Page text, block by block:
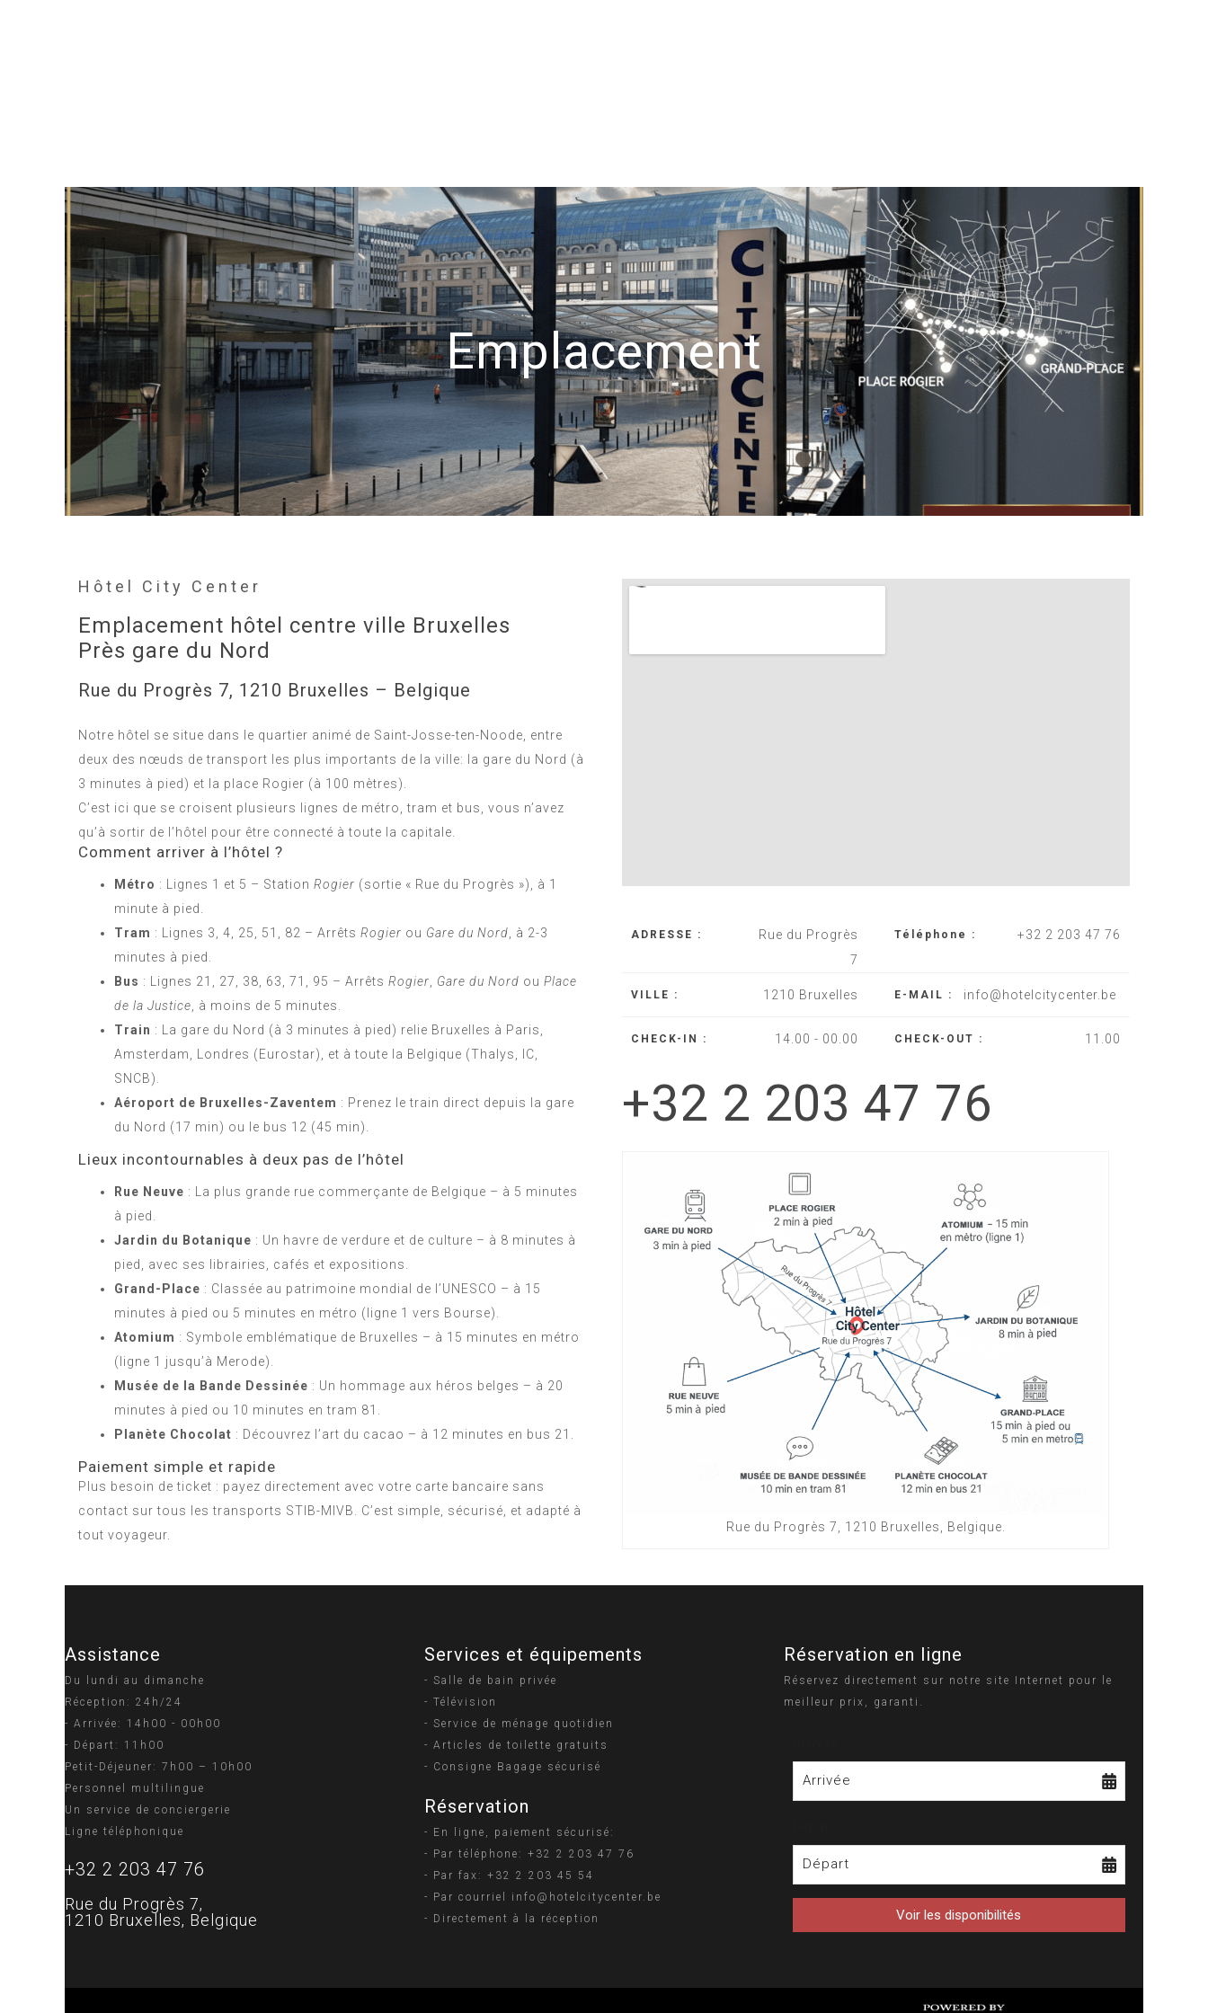
Emplacement
Hôtel City Center
Emplacement hôtel centre ville Bruxelles
Près gare du Nord
Rue du Progrès 7, 1210 Bruxelles – Belgique
Notre hôtel se situe dans le quartier animé de Saint-Josse-ten-Noode, entre
deux des nœuds de transport les plus importants de la ville: la gare du Nord (à
3 minutes à pied) et la place Rogier (à 100 mètres).
C’est ici que se croisent plusieurs lignes de métro, tram et bus, vous n’avez
qu’à sortir de l’hôtel pour être connecté à toute la capitale.
Comment arriver à l’hôtel ?
Métro : Lignes 1 et 5 – Station Rogier (sortie « Rue du Progrès »), à 1
minute à pied.
Tram : Lignes 3, 4, 25, 51, 82 – Arrêts Rogier ou Gare du Nord , à 2-3
minutes à pied.
Bus : Lignes 21, 27, 38, 63, 71, 95 – Arrêts Rogier Gare du Nord ou Place
de la Justice , à moins de 5 minutes.
Train : La gare du Nord (à 3 minutes à pied) relie Bruxelles à Paris,
Amsterdam, Londres (Eurostar), et à toute la Belgique (Thalys, IC,
SNCB).
Aéroport de Bruxelles-Zaventem : Prenez le train direct depuis la gare
du Nord (17 min) ou le bus 12 (45 min).
Lieux incontournables à deux pas de l’hôtel
Rue Neuve : La plus grande rue commerçante de Belgique – à 5 minutes
à pied.
Jardin du Botanique : Un havre de verdure et de culture – à 8 minutes à
pied, avec ses librairies, cafés et expositions.
Grand-Place : Classée au patrimoine mondial de l’UNESCO – à 15
minutes à pied ou 5 minutes en métro (ligne 1 vers Bourse).
Atomium : Symbole emblématique de Bruxelles – à 15 minutes en métro
(ligne 1 jusqu’à Merode).
Musée de la Bande Dessinée : Un hommage aux héros belges – à 20
minutes à pied ou 10 minutes en tram 81.
Planète Chocolat : Découvrez l’art du cacao – à 12 minutes en bus 21.
Paiement simple et rapide
Plus besoin de ticket : payez directement avec votre carte bancaire sans
contact sur tous les transports STIB-MIVB. C’est simple, sécurisé, et adapté à
tout voyageur.
ADRESSE :
Rue du Progrès
7
Téléphone : +32 2 203 47 76
VILLE : 1210 Bruxelles E-MAIL : info@hotelcitycenter.be
CHECK-IN : 14.00 - 00.00 CHECK-OUT : 11.00
+32 2 203 47 76
Rue du Progrès 7, 1210 Bruxelles, Belgique.
Assistance
Du lundi au dimanche
Réception: 24h/24
- Arrivée: 14h00 - 00h00
- Départ: 11h00
Petit-Déjeuner: 7h00 – 10h00
Personnel multilingue
Un service de conciergerie
Ligne téléphonique
+32 2 203 47 76
Rue du Progrès 7,
1210 Bruxelles, Belgique
Services et équipements
- Salle de bain privée
- Télévision
- Service de ménage quotidien
- Articles de toilette gratuits
- Consigne Bagage sécurisé
Réservation
- En ligne, paiement sécurisé:
- Par téléphone: +32 2 203 47 76
- Par fax: +32 2 203 45 54
- Par courriel info@hotelcitycenter.be
- Directement à la réception
Réservation en ligne
Réservez directement sur notre site Internet pour le
meilleur prix, garanti.
Arrivée
Départ